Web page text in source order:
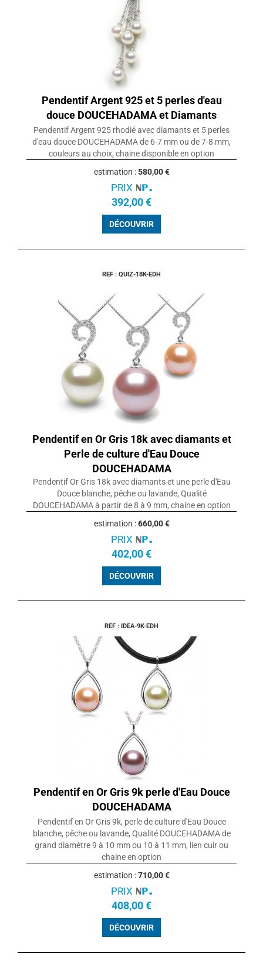
Pendentif Argent 925 et 5 perles d'eau
douce DOUCEHADAMA et Diamants
Pendentif Argent 925 rhodié avec diamants et 5 perles
d'eau douce DOUCEHADAMA de 6-7 mm ou de 7-8 mm,
couleurs au choix, chaine disponible en option
estimation :580,00 €
PRIX
392,00 €
DÉCOUVRIR
REF : QUIZ-18K-EDH
Pendentif en Or Gris 18k avec diamants et
Perle de culture d'Eau Douce
DOUCEHADAMA
Pendentif Or Gris 18k avec diamants et une perle d'Eau
Douce blanche, pêche ou lavande, Qualité
DOUCEHADAMA à partir de 8 à 9 mm, chaine en option
estimation :660,00 €
PRIX
402,00 €
DÉCOUVRIR
REF : IDEA-9K-EDH
Pendentif en Or Gris 9k perle d'Eau Douce
DOUCEHADAMA
Pendentif en Or Gris 9k, perle de culture d'Eau Douce
blanche, pêche ou lavande, Qualité DOUCEHADAMA de
grand diamètre 9 à 10 mm ou 10 à 11 mm, lien cuir ou
chaine en option
estimation :710,00 €
PRIX
408,00 €
DÉCOUVRIR